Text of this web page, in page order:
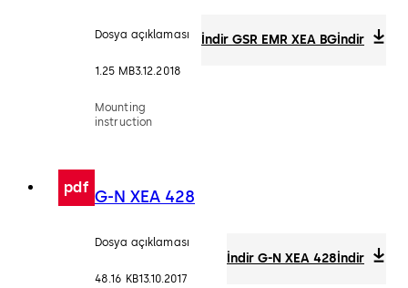
Dosya açıklaması
1.25 MB3.12.2018
Mounting
instruction
İndir GSR EMR XEA BGİndir
pdf G-N XEA 428
Dosya açıklaması
48.16 KB13.10.2017
İndir G-N XEA 428İndir